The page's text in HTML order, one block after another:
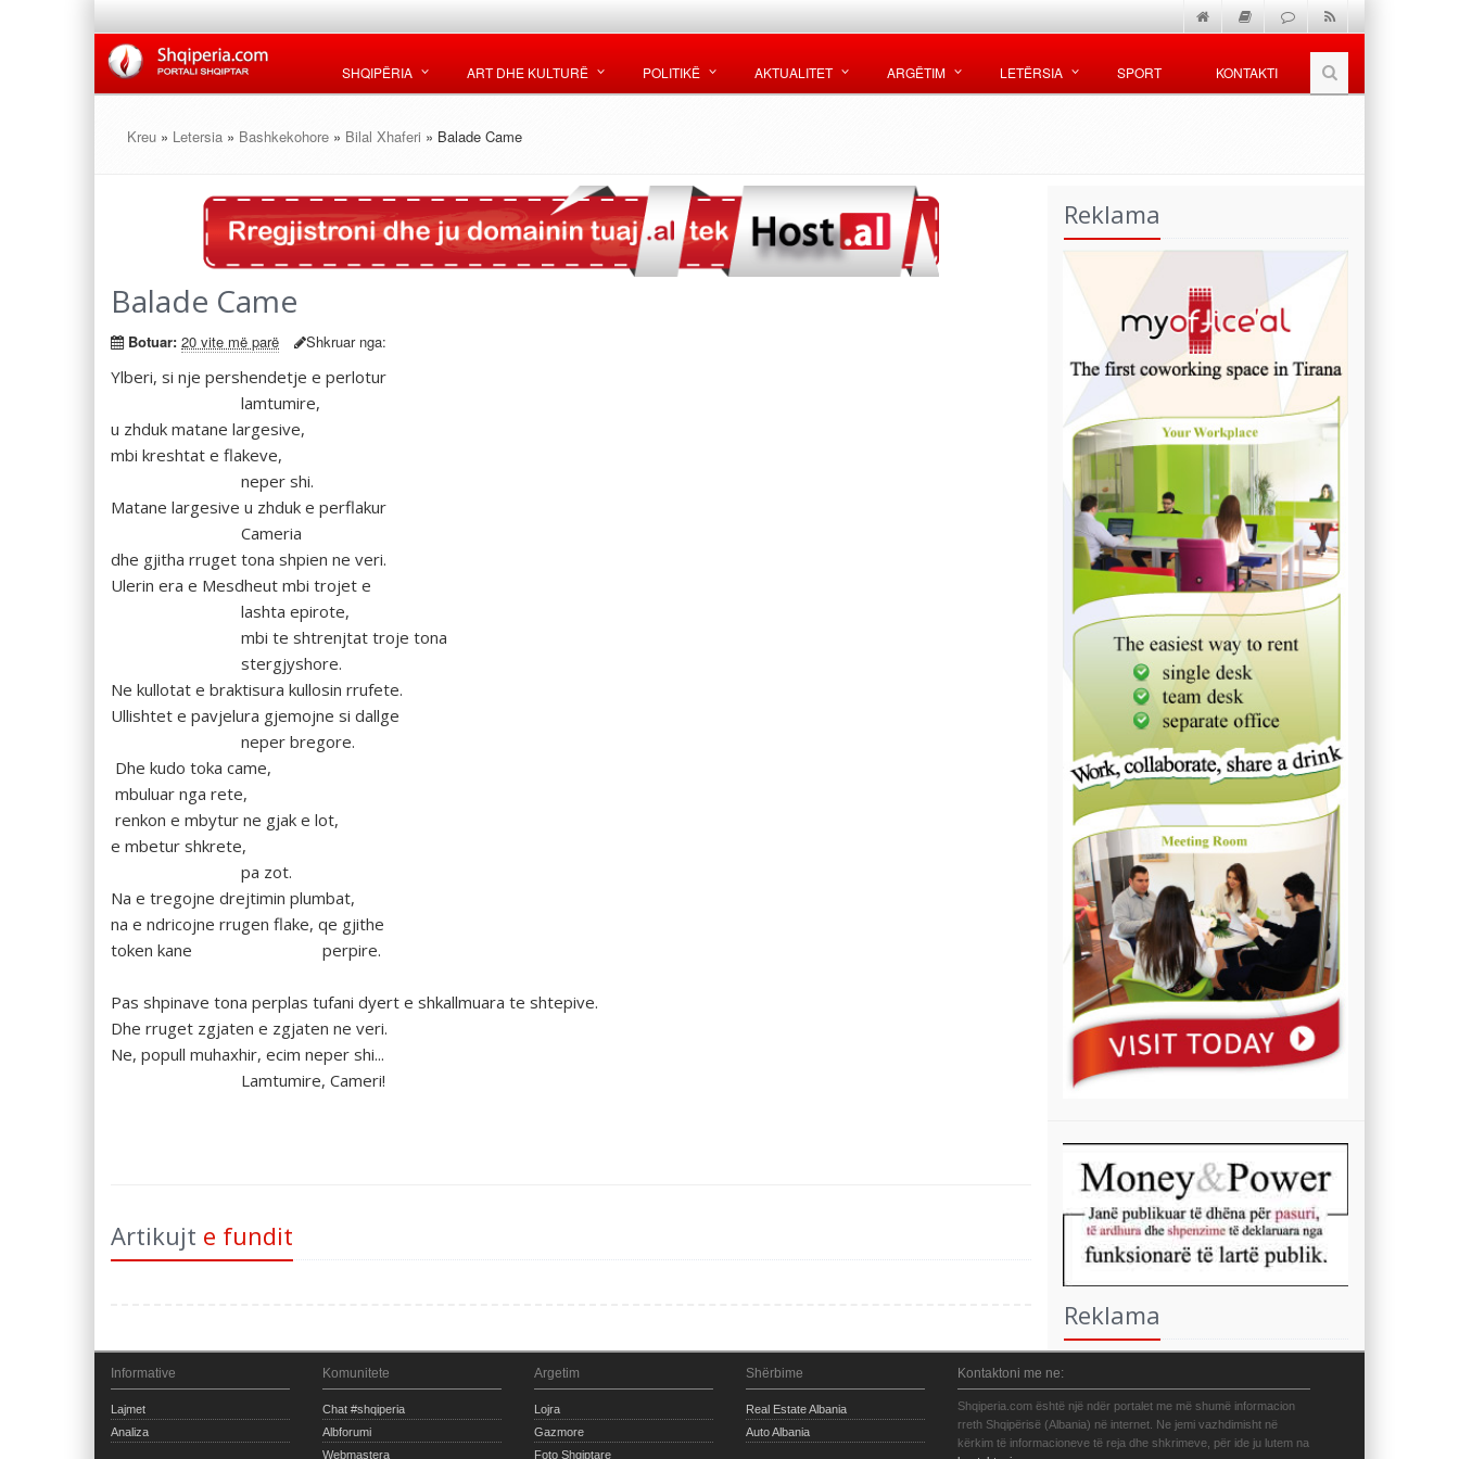
SHQIPËRIA ART DHE KULTURË POLITIKË AKTUALITET ARGËTIM LETËRSIA SPORT KONTAKTI
Kreu » Letersia » Bashkekohore » Bilal Xhaferi » Balade Came
Balade Came
Botuar: 20 vite më parë Shkruar nga:
Ylberi, si nje pershendetje e perlotur
lamtumire,
u zhduk matane largesive,
mbi kreshtat e flakeve,
neper shi.
Matane largesive u zhduk e perflakur
Cameria
dhe gjitha rruget tona shpien ne veri.
Ulerin era e Mesdheut mbi trojet e
lashta epirote,
mbi te shtrenjtat troje tona
stergjyshore.
Ne kullotat e braktisura kullosin rrufete.
Ullishtet e pavjelura gjemojne si dallge
neper bregore.
Dhe kudo toka came,
mbuluar nga rete,
renkon e mbytur ne gjak e lot,
e mbetur shkrete,
pa zot.
Na e tregojne drejtimin plumbat,
na e ndricojne rrugen flake, qe gjithe
token kane perpire.
Pas shpinave tona perplas tufani dyert e shkallmuara te shtepive.
Dhe rruget zgjaten e zgjaten ne veri.
Ne, popull muhaxhir, ecim neper shi...
Lamtumire, Cameri!
Artikujt e fundit
Reklama
Reklama
Informative
Lajmet
Analiza
Komunitete
Chat #shqiperia
Albforumi
Webmastera
Argetim
Lojra
Gazmore
Foto Shqiptare
Shërbime
Real Estate Albania
Auto Albania
Kontaktoni me ne:
Shqiperia.com është një ndër portalet me më shumë informacion
rreth Shqipërisë (Albania) në internet. Ne jemi vazhdimisht në
kërkim të informacioneve të reja dhe shkrimeve, për ide ju lutem na